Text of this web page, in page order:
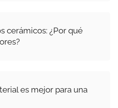
cerámicos: ¿Por qué
es mejor para una